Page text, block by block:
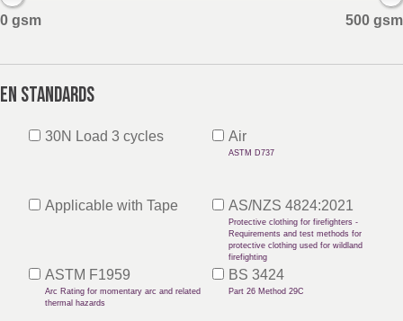
Veranstaltungen
Erweiterte Suche
Anmelden
0 gsm 500 gsm
EN Standards
30N Load 3 cycles Air
ASTM D737
Applicable with Tape AS/NZS 4824:2021
Protective clothing for firefighters -
Requirements and test methods for
protective clothing used for wildland
firefighting
ASTM F1959
Arc Rating for momentary arc and related
thermal hazards
BS 3424
Part 26 Method 29C